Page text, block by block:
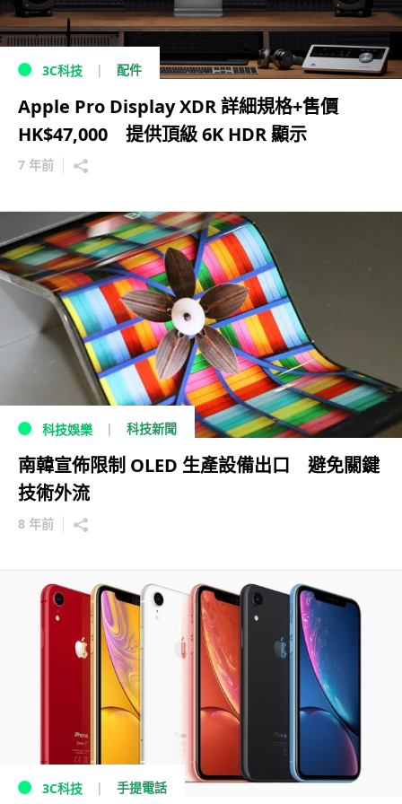
3C科技 配件
Apple Pro Display XDR 詳細規格+售價
HK$47,000 提供頂級 6K HDR 顯示
7 年前
科技娛樂 科技新聞
南韓宣佈限制 OLED 生產設備出口 避免關鍵
技術外流
8 年前
3C科技 手提電話